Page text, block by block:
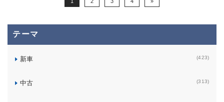
テーマ
新車 (423)
中古 (313)